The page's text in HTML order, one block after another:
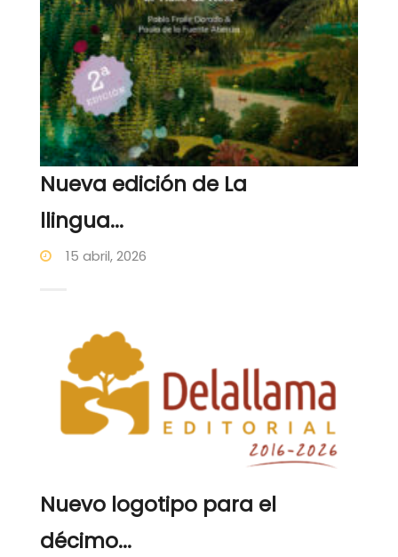
Nueva edición de La
llingua...
15 abril, 2026
Nuevo logotipo para el
décimo...